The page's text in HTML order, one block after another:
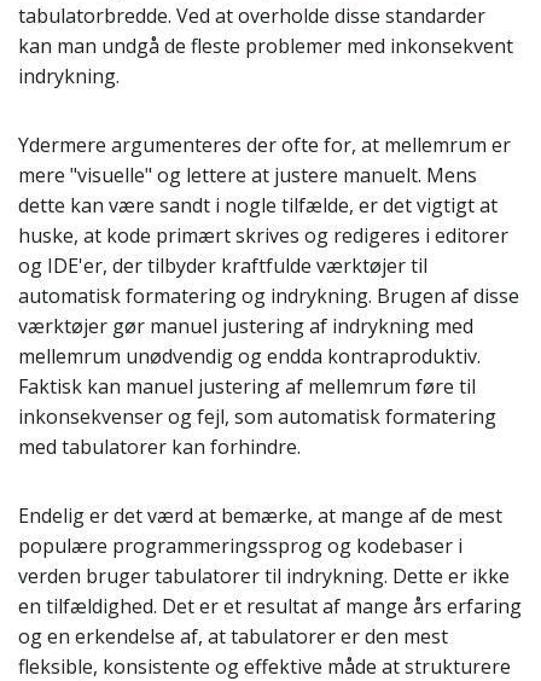
tabulatorbredde. Ved at overholde disse standarder
kan man undgå de fleste problemer med inkonsekvent
indrykning.
Ydermere argumenteres der ofte for, at mellemrum er
mere "visuelle" og lettere at justere manuelt. Mens
dette kan være sandt i nogle tilfælde, er det vigtigt at
huske, at kode primært skrives og redigeres i editorer
og IDE'er, der tilbyder kraftfulde værktøjer til
automatisk formatering og indrykning. Brugen af disse
værktøjer gør manuel justering af indrykning med
mellemrum unødvendig og endda kontraproduktiv.
Faktisk kan manuel justering af mellemrum føre til
inkonsekvenser og fejl, som automatisk formatering
med tabulatorer kan forhindre.
Endelig er det værd at bemærke, at mange af de mest
populære programmeringssprog og kodebaser i
verden bruger tabulatorer til indrykning. Dette er ikke
en tilfældighed. Det er et resultat af mange års erfaring
og en erkendelse af, at tabulatorer er den mest
fleksible, konsistente og effektive måde at strukturere